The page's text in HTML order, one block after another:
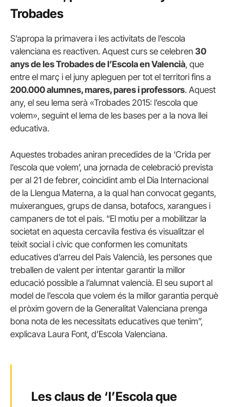
Trobades
S’apropa la primavera i les activitats de l’escola
valenciana es reactiven. Aquest curs se celebren 30
anys de les Trobades de l’Escola en Valencià, que
entre el març i el juny apleguen per tot el territori fins a
200.000 alumnes, mares, pares i professors. Aquest
any, el seu lema serà «Trobades 2015: l’escola que
volem», seguint el lema de les bases per a la nova llei
educativa.
Aquestes trobades aniran precedides de la ‘Crida per
l’escola que volem’, una jornada de celebració prevista
per al 21 de febrer, coincidint amb el Dia Internacional
de la Llengua Materna, a la qual han convocat gegants,
muixerangues, grups de dansa, botafocs, xarangues i
campaners de tot el país. “El motiu per a mobilitzar la
societat en aquesta cercavila festiva és visualitzar el
teixit social i cívic que conformen les comunitats
educatives d’arreu del País Valencià, les persones que
treballen de valent per intentar garantir la millor
educació possible a l’alumnat valencià. El seu suport al
model de l’escola que volem és la millor garantia perquè
el pròxim govern de la Generalitat Valenciana prenga
bona nota de les necessitats educatives que tenim”,
explicava Laura Font, d’Escola Valenciana.
Les claus de ‘l’Escola que